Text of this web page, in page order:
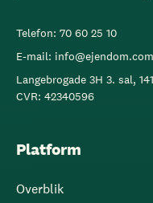
Telefon: 70 60 25 10
E-mail: info@ejendom.com
Langebrogade 3H 3. sal,
CVR: 42340596
Platform
Overblik